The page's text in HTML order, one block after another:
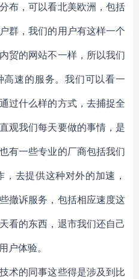
布，可以看北美欧洲，包括
群，我们的用户有这样一个
贸的网站不一样，所以我们
速的服务。我们可以看一
过什么样的方式，去捕捉全
观我们每天要做的事情，是
有一些专业的厂商包括我们
去提供这种对外的加速，
撤诉服务，包括相应速度这
看的东西，退市我们还自己
户体验。
术的同事这些得是涉及到比